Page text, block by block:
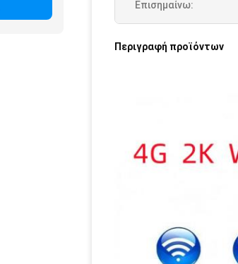
Επισημαίνω:
Περιγραφή προϊόντων